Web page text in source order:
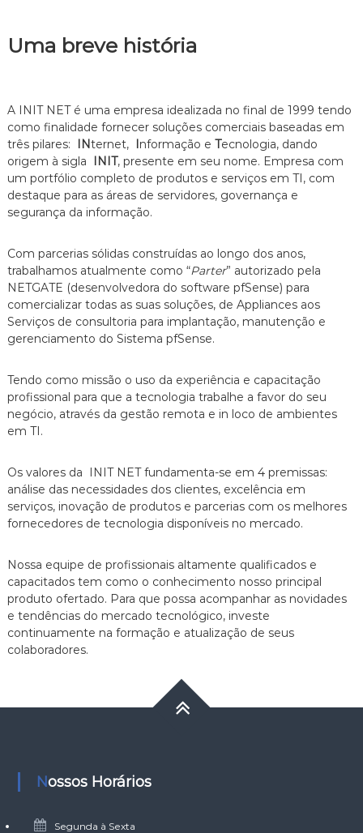
Uma breve história
A INIT NET é uma empresa idealizada no final de 1999 tendo
como finalidade fornecer soluções comerciais baseadas em
três pilares:
INternet, Informação e Tecnologia, dando
origem à sigla
INIT, presente em seu nome. Empresa com
um portfólio completo de produtos e serviços em TI, com
destaque para as áreas de servidores, governança e
segurança da informação.
Com parcerias sólidas construídas ao longo dos anos,
trabalhamos atualmente como “Parter” autorizado pela
NETGATE (desenvolvedora do software pfSense) para
comercializar todas as suas soluções, de Appliances aos
Serviços de consultoria para implantação, manutenção e
gerenciamento do Sistema pfSense.
Tendo como missão o uso da experiência e capacitação
profissional para que a tecnologia trabalhe a favor do seu
negócio, através da gestão remota e in loco de ambientes
em TI.
Os valores da INIT NET fundamenta-se em 4 premissas:
análise das necessidades dos clientes, excelência em
serviços, inovação de produtos e parcerias com os melhores
fornecedores de tecnologia disponíveis no mercado.
Nossa equipe de profissionais altamente qualificados e
capacitados tem como o conhecimento nosso principal
produto ofertado. Para que possa acompanhar as novidades
e tendências do mercado tecnológico, investe
continuamente na formação e atualização de seus
colaboradores.
Nossos Horários
Segunda à Sexta